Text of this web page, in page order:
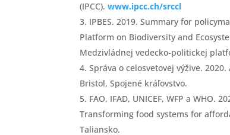
(IPCC).www.ipcc.ch/srccl
IPBES. 2019. Summary for
Platform on Biodiversity and
Medzivládnej vedecko-politickej
Správa o celosvetovej výžive.
Bristol, Spojené kráľovstvo.
FAO, IFAD, UNICEF, WFP a
Transforming food systems for
Taliansko.